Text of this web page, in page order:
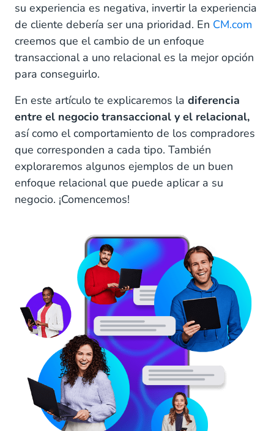
¿Cómo se comportan los compradores
relacionales?
¿Cuáles son los beneficios de un enfoque
relacional en la empresa?
Los mejores ejemplos de un enfoque relacional
empresarial
su experiencia es negativa, invertir la experiencia
de cliente debería ser una prioridad. En CM.com
creemos que el cambio de un enfoque
transaccional a uno relacional es la mejor opción
para conseguirlo.
En este artículo te explicaremos la diferencia
entre el negocio transaccional y el relacional,
así como el comportamiento de los compradores
que corresponden a cada tipo. También
exploraremos algunos ejemplos de un buen
enfoque relacional que puede aplicar a su
negocio. ¡Comencemos!